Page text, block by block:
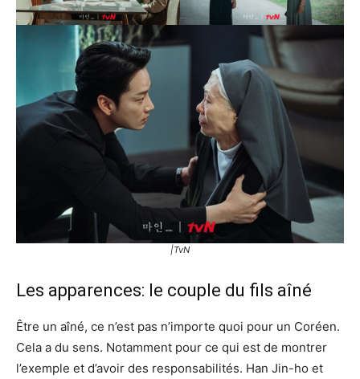
|TvN
Les apparences: le couple du fils aîné
Être un aîné, ce n’est pas n’importe quoi pour un Coréen.
Cela a du sens. Notamment pour ce qui est de montrer
l’exemple et d’avoir des responsabilités. Han Jin-ho et